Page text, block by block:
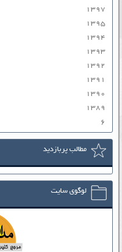
۱۳۹۷
۱۳۹۵
۱۳۹۴
۱۳۹۳
۱۳۹۲
۱۳۹۱
۱۳۹۰
۱۳۸۹
۶
مطالب پربازدید
لوگوی سایت